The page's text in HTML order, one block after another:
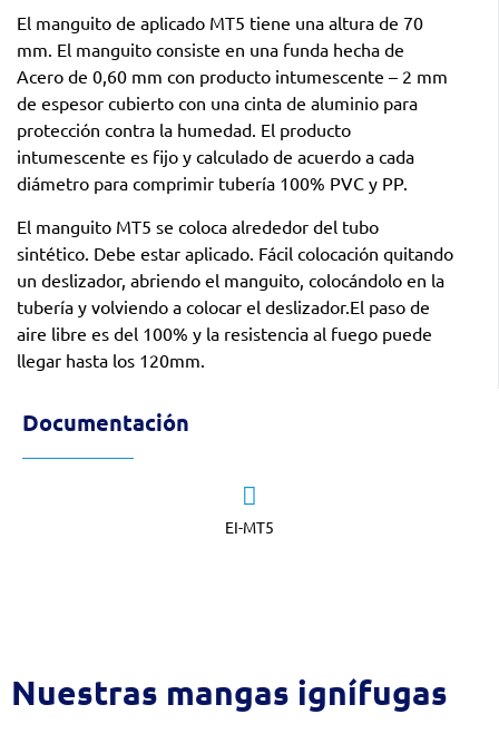
El manguito de aplicado MT5 tiene una altura de 70
mm. El manguito consiste en una funda hecha de
Acero de 0,60 mm con producto intumescente – 2 mm
de espesor cubierto con una cinta de aluminio para
protección contra la humedad. El producto
intumescente es fijo y calculado de acuerdo a cada
diámetro para comprimir tubería 100% PVC y PP.
El manguito MT5 se coloca alrededor del tubo
sintético. Debe estar aplicado. Fácil colocación quitando
un deslizador, abriendo el manguito, colocándolo en la
tubería y volviendo a colocar el deslizador.El paso de
aire libre es del 100% y la resistencia al fuego puede
llegar hasta los 120mm.
Documentación
EI-MT5
Nuestras mangas ignífugas